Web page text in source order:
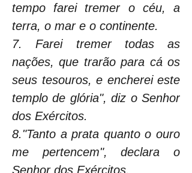
tempo farei tremer o céu, a
terra, o mar e o continente.
7. Farei tremer todas as
nações, que trarão para cá os
seus tesouros, e encherei este
templo de glória", diz o Senhor
dos Exércitos.
8."Tanto a prata quanto o ouro
me pertencem", declara o
Senhor dos Exércitos.